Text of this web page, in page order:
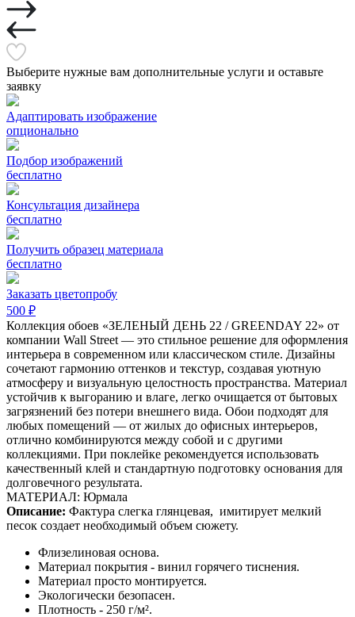
Выберите нужные вам дополнительные услуги и оставьте
заявку
Адаптировать изображение
опционально
Подбор изображений
бесплатно
Консультация дизайнера
бесплатно
Получить образец материала
бесплатно
Заказать цветопробу
500 ₽
Коллекция обоев «ЗЕЛЕНЫЙ ДЕНЬ 22 / GREENDAY 22» от
компании Wall Street — это стильное решение для оформления
интерьера в современном или классическом стиле. Дизайны
сочетают гармонию оттенков и текстур, создавая уютную
атмосферу и визуальную целостность пространства. Материал
устойчив к выгоранию и влаге, легко очищается от бытовых
загрязнений без потери внешнего вида. Обои подходят для
любых помещений — от жилых до офисных интерьеров,
отлично комбинируются между собой и с другими
коллекциями. При поклейке рекомендуется использовать
качественный клей и стандартную подготовку основания для
долговечного результата.
МАТЕРИАЛ: Юрмала
Описание: Фактура слегка глянцевая, имитирует мелкий
песок создает необходимый объем сюжету.
Флизелиновая основа.
Материал покрытия - винил горячего тиснения.
Материал просто монтируется.
Экологически безопасен.
Плотность - 250 г/м².